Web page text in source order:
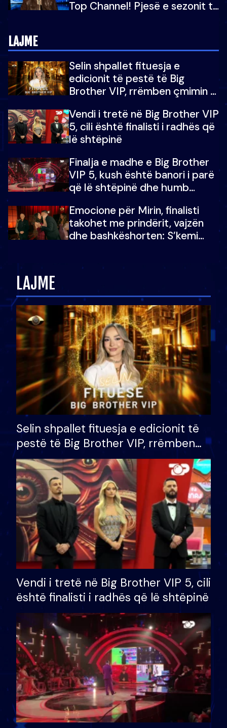
Top Channel! Pjesë e sezonit të
LAJME
Selin shpallet fituesja e
edicionit të pestë të Big
Brother VIP, rrëmben çmimin e
Vendi i tretë në Big Brother VIP
5, cili është finalisti i radhës që
lë shtëpinë
Finalja e madhe e Big Brother
VIP 5, kush është banori i parë
që lë shtëpinë dhe humb
çmimin e madh
Emocione për Mirin, finalisti
takohet me prindërit, vajzën
dhe bashkëshorten: S’kemi
LAJME
Selin shpallet fituesja e edicionit të
pestë të Big Brother VIP, rrëmben
çmimin e madh prej 100 mijë eurosh
Vendi i tretë në Big Brother VIP 5, cili
është finalisti i radhës që lë shtëpinë